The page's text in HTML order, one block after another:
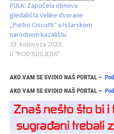
PULA: Započela obnova
gledališta Velike dvorane
„Pietro Ciscutti“ u Istarskom
narodnom kazalištu
23. kolovoza 2023.
U "KOD SUSJEDA"
AKO VAM SE SVIDIO NAŠ PORTAL –
AKO VAM SE SVIDIO NAŠ PORTAL –